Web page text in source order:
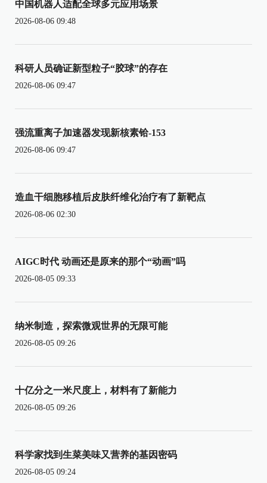
中国机器人适配全球多元应用场景
2026-08-06 09:48
科研人员确证新型粒子“胶球”的存在
2026-08-06 09:47
强流重离子加速器发现新核素铪-153
2026-08-06 09:47
造血干细胞移植后皮肤纤维化治疗有了新靶点
2026-08-06 02:30
AIGC时代 动画还是原来的那个“动画”吗
2026-08-05 09:33
纳米制造，探索微观世界的无限可能
2026-08-05 09:26
十亿分之一米尺度上，材料有了新能力
2026-08-05 09:26
科学家找到生菜美味又营养的基因密码
2026-08-05 09:24